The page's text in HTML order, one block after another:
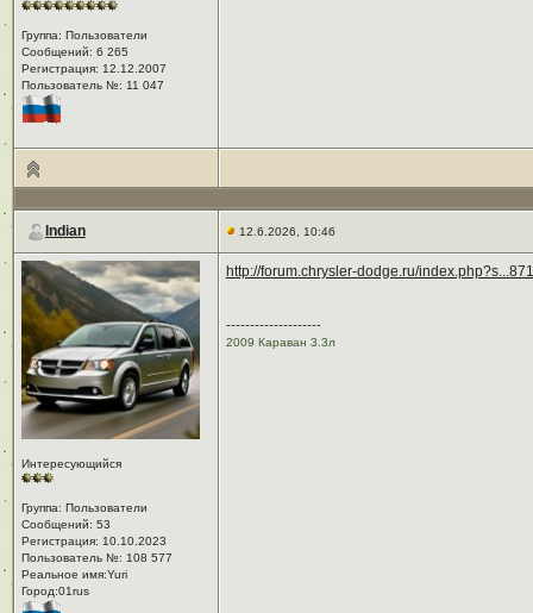
Группа: Пользователи
Сообщений: 6 265
Регистрация: 12.12.2007
Пользователь №: 11 047
Indian 12.6.2026, 10:46
Интересующийся
Группа: Пользователи
Сообщений: 53
Регистрация: 10.10.2023
Пользователь №: 108 577
Реальное имя:Yuri
Город:01rus
http://forum.chrysler-dodge.ru/
--------------------
2009 Караван 3.3л